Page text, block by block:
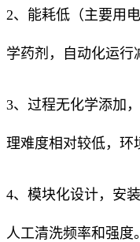
2、能耗低（主要用
学药剂，自动化运行
3、过程无化学添加
理难度相对较低，环
4、模块化设计，安
人工清洗频率和强度。